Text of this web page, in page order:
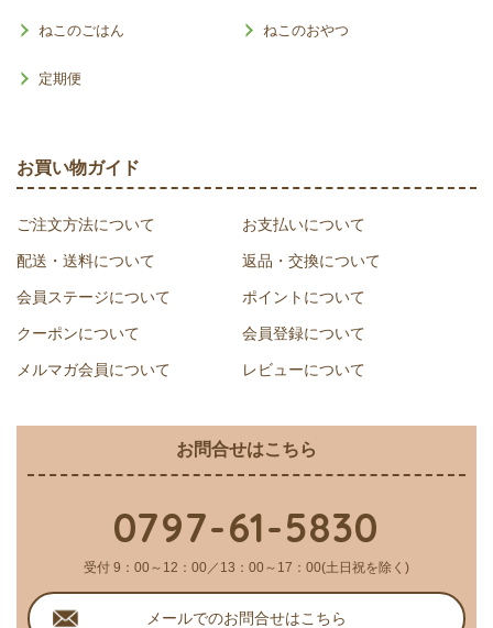
ねこのごはん ねこのおやつ
定期便
お買い物ガイド
ご注文方法について お支払いについて
配送・送料について 返品・交換について
会員ステージについて ポイントについて
クーポンについて 会員登録について
メルマガ会員について レビューについて
お問合せはこちら
0797-61-5830
受付 9：00～12：00／13：00～17：00(土日祝を除く)
メールでのお問合せはこちら